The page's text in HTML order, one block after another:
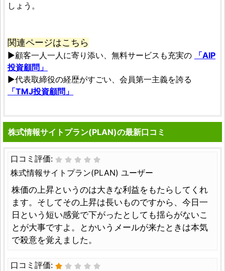
しょう。
関連ページはこちら
▶顧客一人一人に寄り添い、無料サービスも充実の
「AIP
投資顧問」
▶代表取締役の経歴がすごい、会員第一主義を誇る
「TMJ投資顧問」
株式情報サイトプラン(PLAN)の最新口コミ
口コミ評価:
株式情報サイトプラン(PLAN) ユーザー
株価の上昇というのは大きな利益をもたらしてくれ
ます。そしてその上昇は長いものですから、今日一
日という短い感覚で下がったとしても揺らがないこ
とが大事ですよ。とかいうメールが来たときは本気
で殺意を覚えました。
口コミ評価: